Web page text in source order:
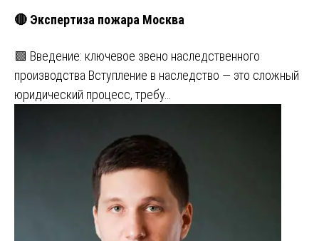
🔴 Экспертиза пожара Москва
🟩 Введение: ключевое звено наследственного
производства Вступление в наследство — это сложный
юридический процесс, требу…